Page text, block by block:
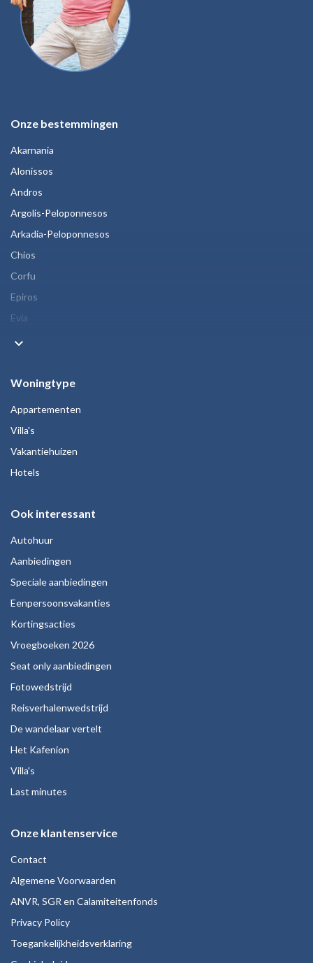
Onze bestemmingen
Akarnania
Alonissos
Andros
Argolis-Peloponnesos
Arkadia-Peloponnesos
Chios
Corfu
Epiros
Evia
keyboard_arrow_down
Woningtype
Appartementen
Villa's
Vakantiehuizen
Hotels
Ook interessant
Autohuur
Aanbiedingen
Speciale aanbiedingen
Eenpersoonsvakanties
Kortingsacties
Vroegboeken 2026
Seat only aanbiedingen
Fotowedstrijd
Reisverhalenwedstrijd
De wandelaar vertelt
Het Kafenion
Villa's
Last minutes
Onze klantenservice
Contact
Algemene Voorwaarden
ANVR, SGR en Calamiteitenfonds
Privacy Policy
Toegankelijkheidsverklaring